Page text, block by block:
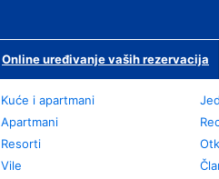
Online uređivanje vaših rezervacija
Kuće i apartmani
Apartmani
Resorti
Vile